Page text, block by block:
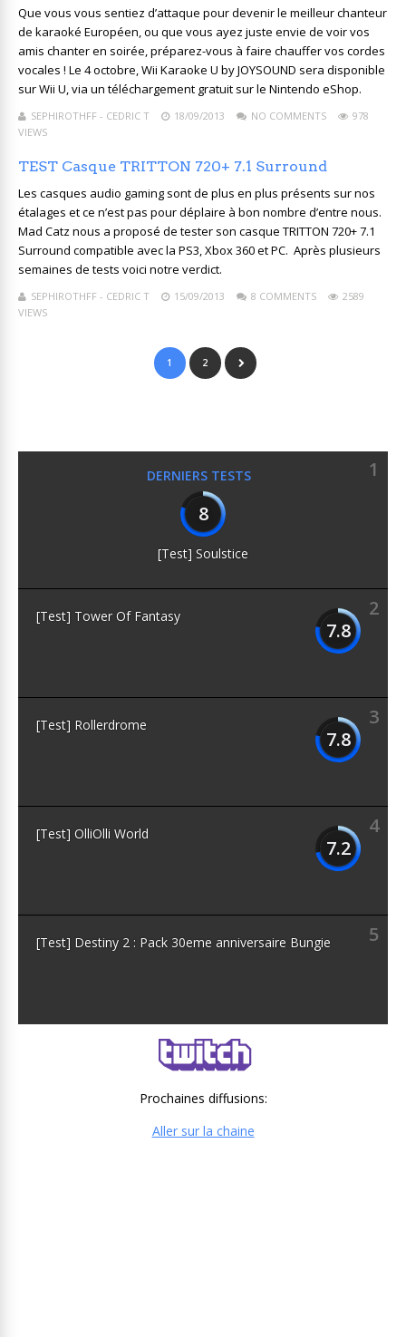
Que vous vous sentiez d’attaque pour devenir le meilleur chanteur
de karaoké Européen, ou que vous ayez juste envie de voir vos
amis chanter en soirée, préparez-vous à faire chauffer vos cordes
vocales ! Le 4 octobre, Wii Karaoke U by JOYSOUND sera disponible
sur Wii U, via un téléchargement gratuit sur le Nintendo eShop.
SEPHIROTHFF - CEDRIC T 18/09/2013 NO COMMENTS
978
VIEWS
TEST Casque TRITTON 720+ 7.1 Surround
Les casques audio gaming sont de plus en plus présents sur nos
étalages et ce n’est pas pour déplaire à bon nombre d’entre nous.
Mad Catz nous a proposé de tester son casque TRITTON 720+ 7.1
Surround compatible avec la PS3, Xbox 360 et PC. Après plusieurs
semaines de tests voici notre verdict.
SEPHIROTHFF - CEDRIC T 15/09/2013 8 COMMENTS
2589
VIEWS
1 2
DERNIERS TESTS
1
8
[Test] Soulstice
2
7.8
[Test] Tower Of Fantasy
3
7.8
[Test] Rollerdrome
4
7.2
[Test] OlliOlli World
5
[Test] Destiny 2 : Pack 30eme anniversaire Bungie
Prochaines diffusions:
Aller sur la chaine